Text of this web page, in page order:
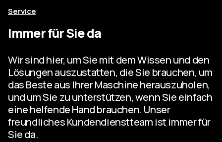
Service
Immer für Sie da
Wir sind hier, um Sie mit dem Wissen und den
Lösungen auszustatten, die Sie brauchen, um
das Beste aus Ihrer Maschine herauszuholen,
und um Sie zu unterstützen, wenn Sie einfach
eine helfende Hand brauchen. Unser
freundliches Kundendienstteam ist immer für
Sie da.